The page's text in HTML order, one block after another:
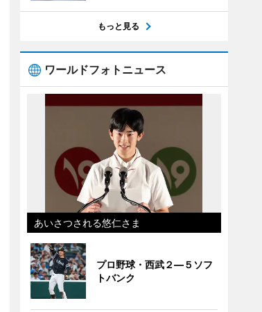
もっと見る
ワールドフォトニュース
あいさつされる悠仁さま
プロ野球・西武２―５ソフ
トバンク